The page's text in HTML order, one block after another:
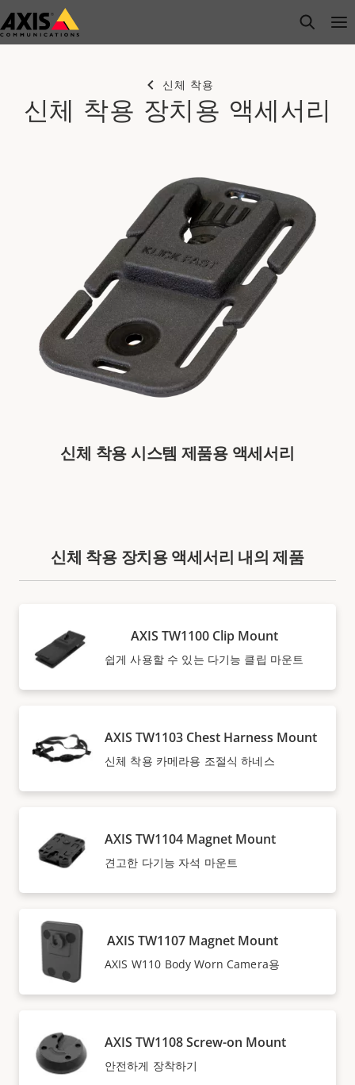
주
요
open
신체 착용
신체 착용 장치용 액세서리
신체 착용 시스템 제품용 액세서리
신체 착용 장치용 액세서리 내의 제품
AXIS TW1100 Clip Mount
쉽게 사용할 수 있는 다기능 클립 마운트
AXIS TW1103 Chest Harness Mount
신체 착용 카메라용 조절식 하네스
AXIS TW1104 Magnet Mount
견고한 다기능 자석 마운트
AXIS TW1107 Magnet Mount
AXIS W110 Body Worn Camera용
AXIS TW1108 Screw-on Mount
안전하게 장착하기